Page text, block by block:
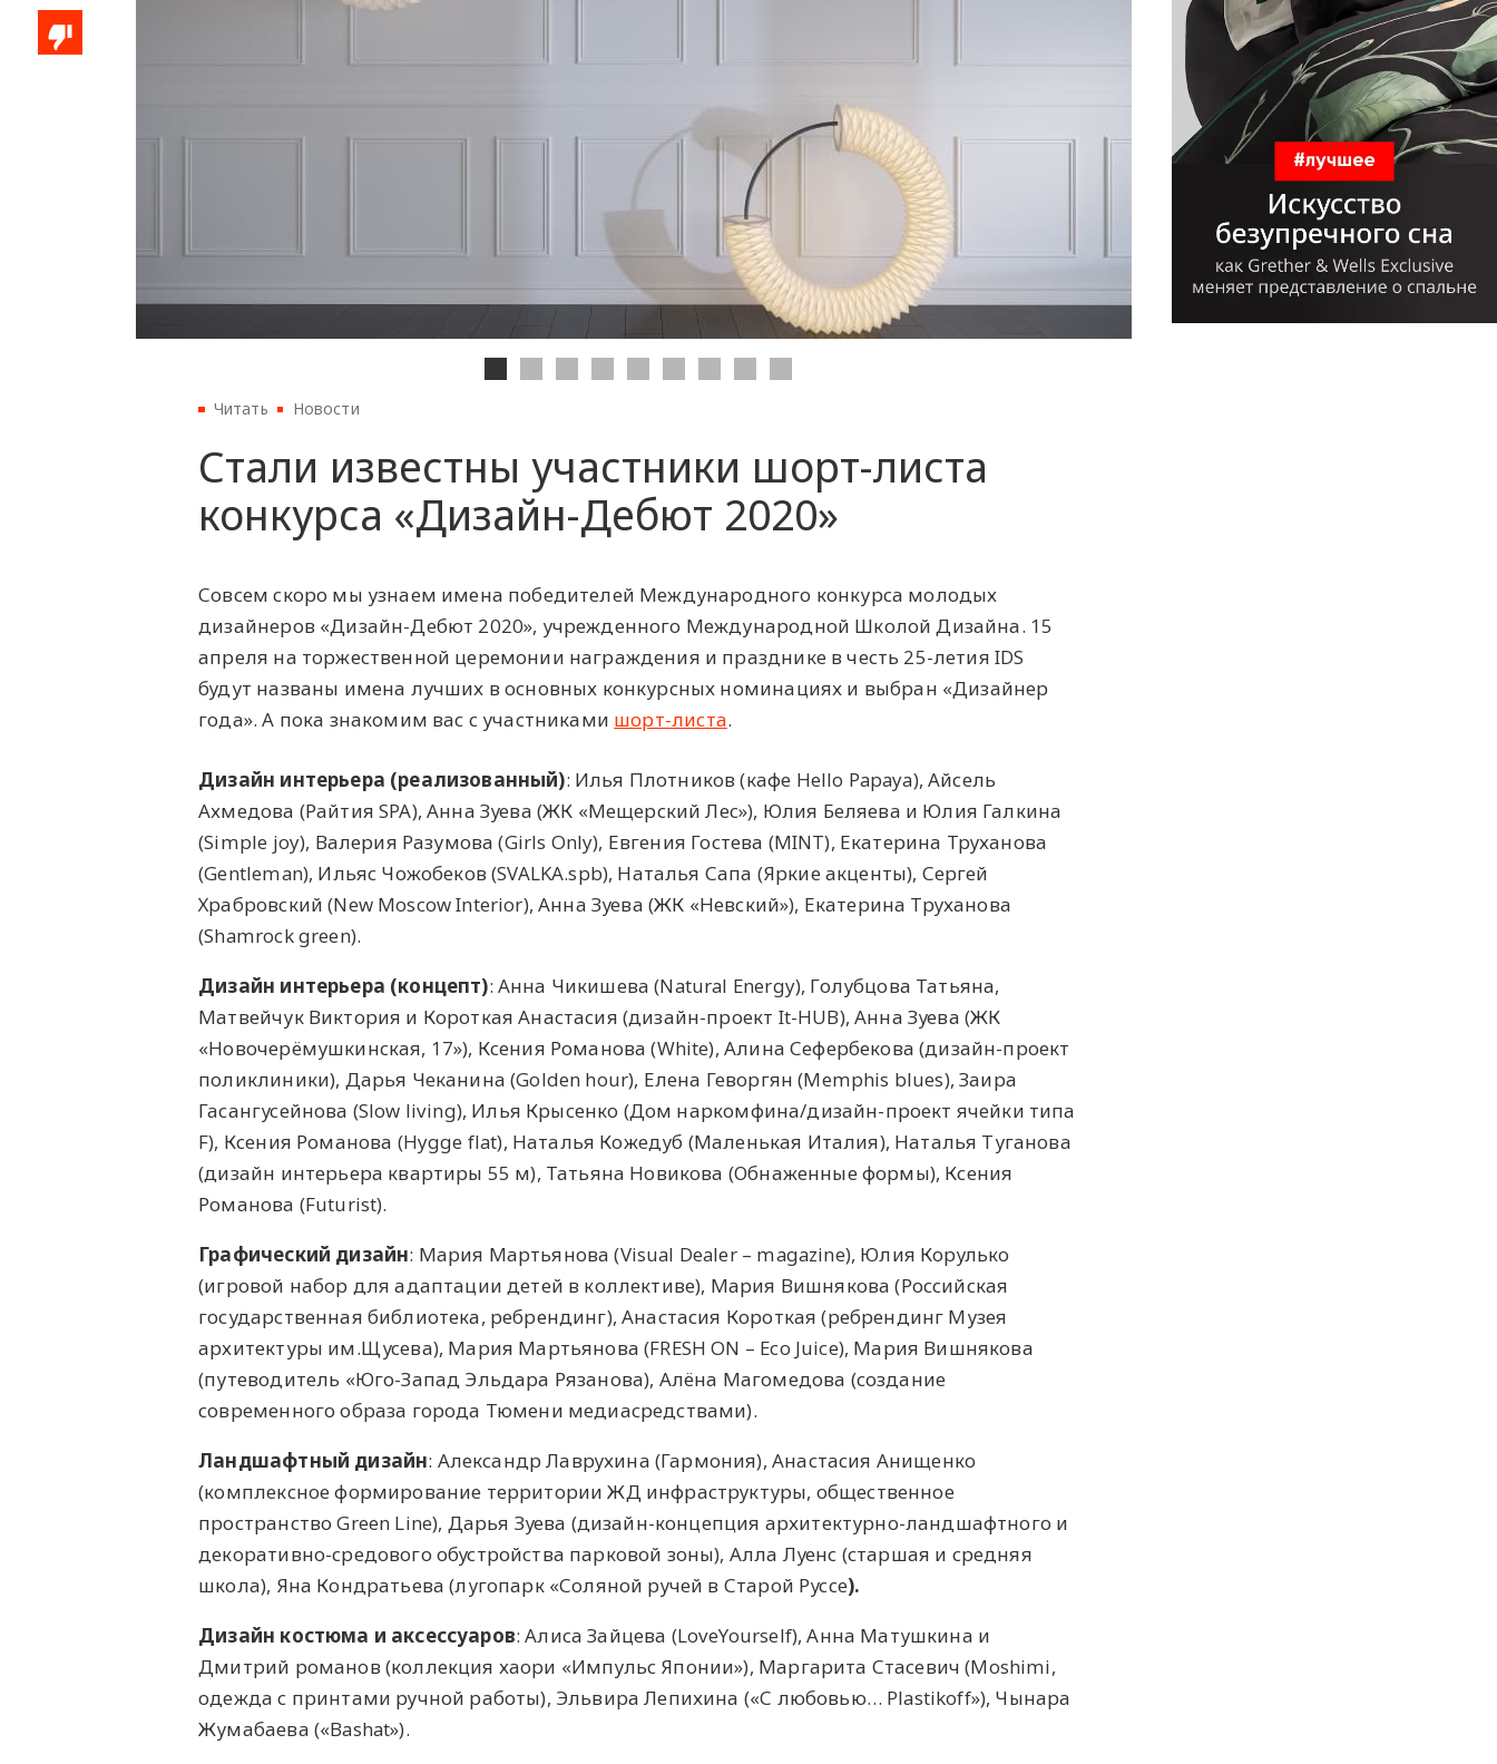
Читать Новости
Стали известны участники шорт-листа
конкурса «Дизайн-Дебют 2020»
Совсем скоро мы узнаем имена победителей Международного конкурса молодых
дизайнеров «Дизайн-Дебют 2020», учрежденного Международной Школой Дизайна. 15
апреля на торжественной церемонии награждения и празднике в честь 25-летия IDS
будут названы имена лучших в основных конкурсных номинациях и выбран «Дизайнер
года». А пока знакомим вас с участниками шорт-листа.
Дизайн интерьера (реализованный): Илья Плотников (кафе Hello Papaya), Айсель
Ахмедова (Райтия SPA), Анна Зуева (ЖК «Мещерский Лес»), Юлия Беляева и Юлия Галкина
(Simple joy), Валерия Разумова (Girls Only), Евгения Гостева (MINT), Екатерина Труханова
(Gentleman), Ильяс Чожобеков (SVALKA.spb), Наталья Сапа (Яркие акценты), Сергей
Храбровский (New Moscow Interior), Анна Зуева (ЖК «Невский»), Екатерина Труханова
(Shamrock green).
Дизайн интерьера (концепт): Анна Чикишева (Natural Energy), Голубцова Татьяна,
Матвейчук Виктория и Короткая Анастасия (дизайн-проект It-HUB), Анна Зуева (ЖК
«Новочерёмушкинская, 17»), Ксения Романова (White), Алина Сефербекова (дизайн-проект
поликлиники), Дарья Чеканина (Golden hour), Елена Геворгян (Memphis blues), Заира
Гасангусейнова (Slow living), Илья Крысенко (Дом наркомфина/дизайн-проект ячейки типа
F), Ксения Романова (Hygge flat), Наталья Кожедуб (Маленькая Италия), Наталья Туганова
(дизайн интерьера квартиры 55 м), Татьяна Новикова (Обнаженные формы), Ксения
Романова (Futurist).
Графический дизайн: Мария Мартьянова (Visual Dealer – magazine), Юлия Корулько
(игровой набор для адаптации детей в коллективе), Мария Вишнякова (Российская
государственная библиотека, ребрендинг), Анастасия Короткая (ребрендинг Музея
архитектуры им.Щусева), Мария Мартьянова (FRESH ON – Eco Juice), Мария Вишнякова
(путеводитель «Юго-Запад Эльдара Рязанова), Алёна Магомедова (создание
современного образа города Тюмени медиасредствами).
Ландшафтный дизайн: Александр Лаврухина (Гармония), Анастасия Анищенко
(комплексное формирование территории ЖД инфраструктуры, общественное
пространство Green Line), Дарья Зуева (дизайн-концепция архитектурно-ландшафтного и
декоративно-средового обустройства парковой зоны), Алла Луенс (старшая и средняя
школа), Яна Кондратьева (лугопарк «Соляной ручей в Старой Руссе).
Дизайн костюма и аксессуаров: Алиса Зайцева (LoveYourself), Анна Матушкина и
Дмитрий романов (коллекция хаори «Импульс Японии»), Маргарита Стасевич (Moshimi,
одежда с принтами ручной работы), Эльвира Лепихина («С любовью… Plastikoff»), Чынара
Жумабаева («Bashat»).